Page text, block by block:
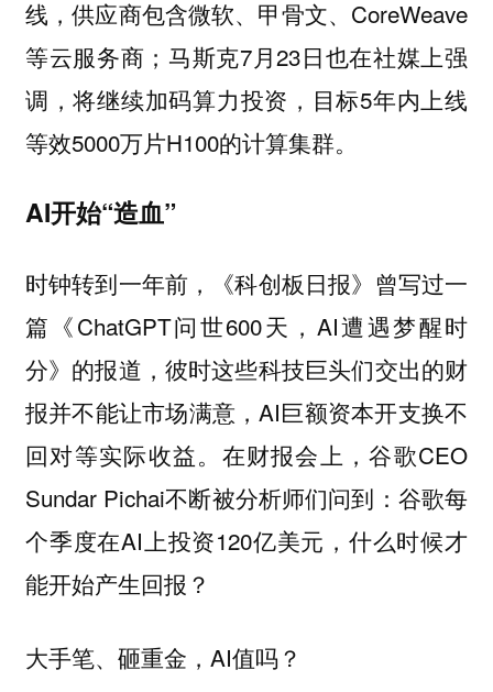
线，供应商包含微软、甲骨文、CoreWeave
等云服务商；马斯克7月23日也在社媒上强
调，将继续加码算力投资，目标5年内上线
等效5000万片H100的计算集群。
AI开始“造血”
时钟转到一年前，《科创板日报》曾写过一
篇《ChatGPT问世600天，AI遭遇梦醒时
分》的报道，彼时这些科技巨头们交出的财
报并不能让市场满意，AI巨额资本开支换不
回对等实际收益。在财报会上，谷歌CEO
Sundar Pichai不断被分析师们问到：谷歌每
个季度在AI上投资120亿美元，什么时候才
能开始产生回报？
大手笔、砸重金，AI值吗？